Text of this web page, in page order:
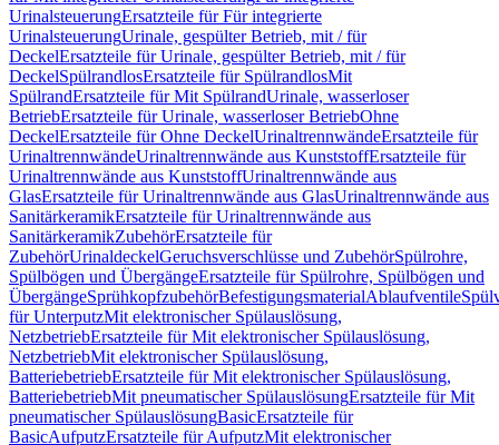
UrinalsteuerungErsatzteile für Für integrierte
UrinalsteuerungUrinale, gespülter Betrieb, mit / für
DeckelErsatzteile für Urinale, gespülter Betrieb, mit / für
DeckelSpülrandlosErsatzteile für SpülrandlosMit
SpülrandErsatzteile für Mit SpülrandUrinale, wasserloser
BetriebErsatzteile für Urinale, wasserloser BetriebOhne
DeckelErsatzteile für Ohne DeckelUrinaltrennwändeErsatzteile für
UrinaltrennwändeUrinaltrennwände aus KunststoffErsatzteile für
Urinaltrennwände aus KunststoffUrinaltrennwände aus
GlasErsatzteile für Urinaltrennwände aus GlasUrinaltrennwände aus
SanitärkeramikErsatzteile für Urinaltrennwände aus
SanitärkeramikZubehörErsatzteile für
ZubehörUrinaldeckelGeruchsverschlüsse und ZubehörSpülrohre,
Spülbögen und ÜbergängeErsatzteile für Spülrohre, Spülbögen und
ÜbergängeSprühkopfzubehörBefestigungsmaterialAblaufventile
für UnterputzMit elektronischer Spülauslösung,
NetzbetriebErsatzteile für Mit elektronischer Spülauslösung,
NetzbetriebMit elektronischer Spülauslösung,
BatteriebetriebErsatzteile für Mit elektronischer Spülauslösung,
BatteriebetriebMit pneumatischer SpülauslösungErsatzteile für Mit
pneumatischer SpülauslösungBasicErsatzteile für
BasicAufputzErsatzteile für AufputzMit elektronischer